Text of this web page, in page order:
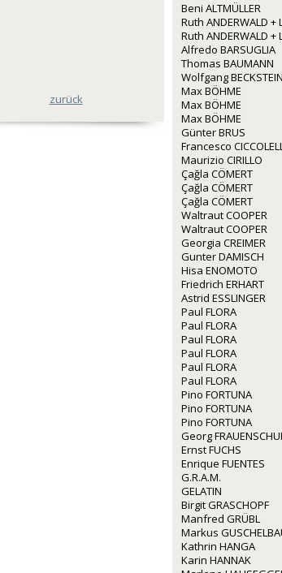
zurück
Beni ALTMÜLLER
Ruth ANDERWALD
Ruth ANDERWALD
Alfredo BARSUGLIA
Thomas BAUMANN
Wolfgang
Max BÖHME
Max BÖHME
Max BÖHME
Günter BRUS
Francesco
Maurizio CIRILLO
Çağla CÖMERT
Çağla CÖMERT
Çağla CÖMERT
Waltraut COOPER
Waltraut COOPER
Georgia CREIMER
Gunter DAMISCH
Hisa ENOMOTO
Friedrich ERHART
Astrid ESSLINGER
Paul FLORA
Paul FLORA
Paul FLORA
Paul FLORA
Paul FLORA
Paul FLORA
Pino FORTUNA
Pino FORTUNA
Pino FORTUNA
Georg
Ernst FUCHS
Enrique FUENTES
G.R.A.M.
GELATIN
Birgit GRASCHOPF
Manfred GRÜBL
Markus
Kathrin HANGA
Karin HANNAK